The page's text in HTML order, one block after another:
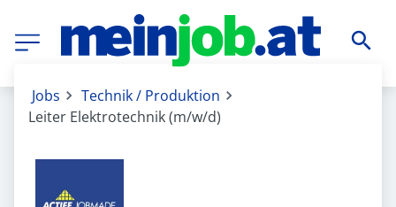
Jobs
Technik / Produktion
Leiter Elektrotechnik (m/w/d)